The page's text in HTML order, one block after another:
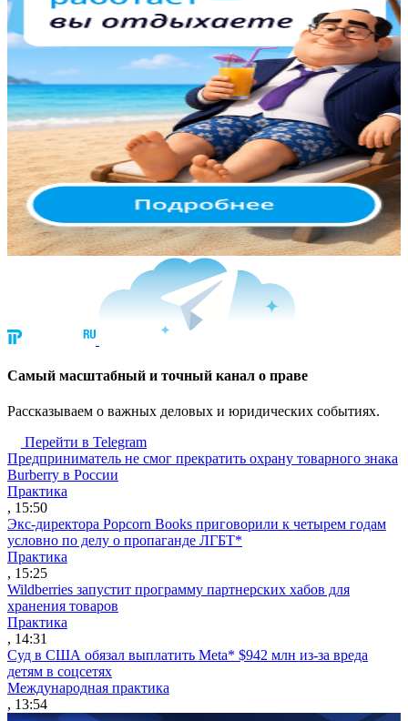
Cамый масштабный и точный канал о праве
Рассказываем о важных деловых и юридических событиях.
Перейти в Telegram
Предприниматель не смог прекратить охрану товарного знака
Burberry в России
Практика
, 15:50
Экс-директора Popcorn Books приговорили к четырем годам
условно по делу о пропаганде ЛГБТ*
Практика
, 15:25
Wildberries запустит программу партнерских хабов для
хранения товаров
Практика
, 14:31
Суд в США обязал выплатить Meta* $942 млн из-за вреда
детям в соцсетях
Международная практика
, 13:54